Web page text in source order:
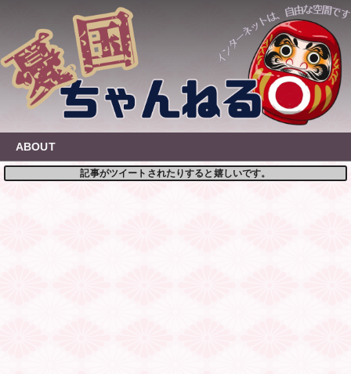
content
ABOUT
記事がツイートされたりすると嬉しいです。